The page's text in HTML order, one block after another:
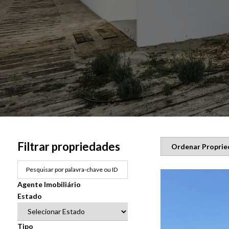
Filtrar propriedades
Agente Imobiliário
Estado
Tipo